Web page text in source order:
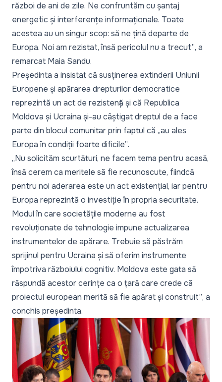
război de ani de zile. Ne confruntăm cu șantaj
energetic și interferențe informaționale. Toate
acestea au un singur scop: să ne țină departe de
Europa. Noi am rezistat, însă pericolul nu a trecut”, a
remarcat Maia Sandu.
Președinta a insistat că susținerea extinderii Uniunii
Europene și apărarea drepturilor democratice
reprezintă un act de rezistență și că Republica
Moldova și Ucraina și-au câștigat dreptul de a face
parte din blocul comunitar prin faptul că „au ales
Europa în condiții foarte dificile”.
„Nu solicităm scurtături, ne facem tema pentru acasă,
însă cerem ca meritele să fie recunoscute, fiindcă
pentru noi aderarea este un act existențial, iar pentru
Europa reprezintă o investiție în propria securitate.
Modul în care societățile moderne au fost
revoluționate de tehnologie impune actualizarea
instrumentelor de apărare. Trebuie să păstrăm
sprijinul pentru Ucraina și să oferim instrumente
împotriva războiului cognitiv. Moldova este gata să
răspundă acestor cerințe ca o țară care crede că
proiectul european merită să fie apărat și construit”, a
conchis președinta.